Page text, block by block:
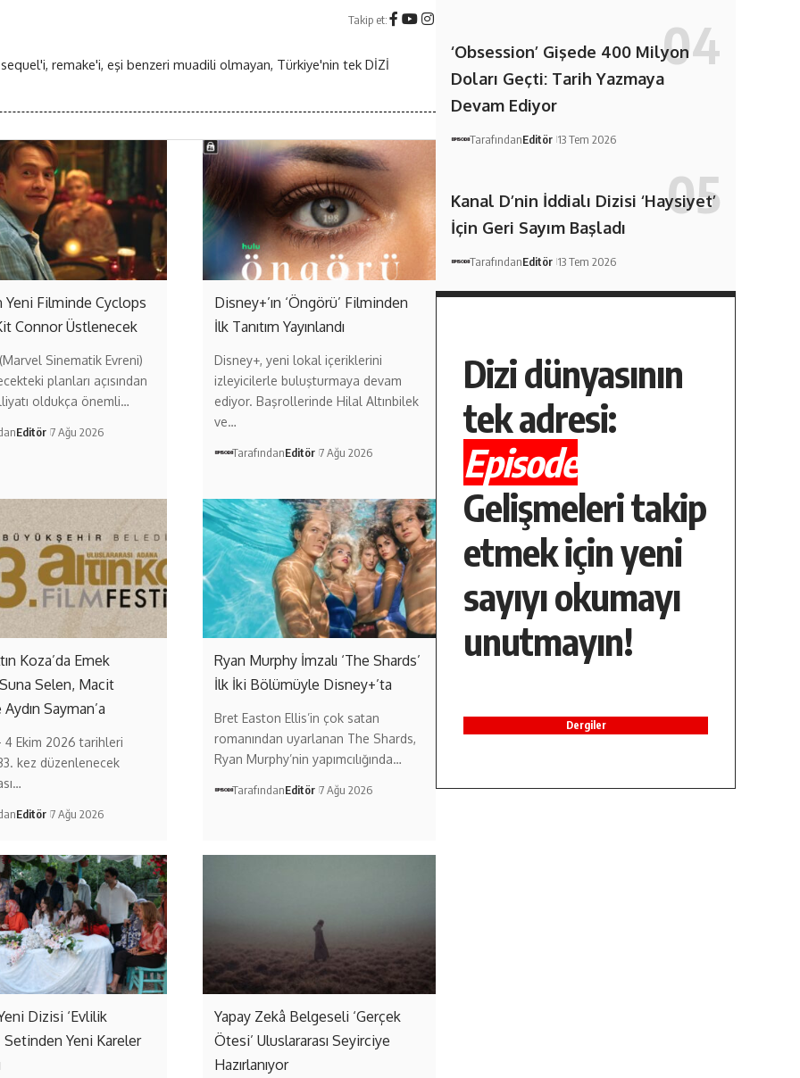
Takip et:
remake'i, eşi benzeri muadili olmayan, Türkiye'nin tek DİZİ
Yeni Filminde Cyclops
Connor Üstlenecek
Sinematik Evreni)
planları açısından
oldukça önemli…
Editör 7 Ağu 2026
Disney+’ın ‘Öngörü’ Filminden
İlk Tanıtım Yayınlandı
Disney+, yeni lokal içeriklerini
izleyicilerle buluşturmaya devam
ediyor. Başrollerinde Hilal Altınbilek
ve…
TarafındanEditör 7 Ağu 2026
Koza’da Emek
Selen, Macit
Sayman’a
4 Ekim 2026 tarihleri
kez düzenlenecek
Editör 7 Ağu 2026
Ryan Murphy İmzalı ‘The Shards’
İlk İki Bölümüyle Disney+’ta
Bret Easton Ellis’in çok satan
romanından uyarlanan The Shards,
Ryan Murphy’nin yapımcılığında…
TarafındanEditör 7 Ağu 2026
Dizisi ‘Evlilik
Setinden Yeni Kareler
Yapay Zekâ Belgeseli ‘Gerçek
Ötesi’ Uluslararası Seyirciye
Hazırlanıyor
‘Obsession’ Gişede 400 Milyon
Doları Geçti: Tarih Yazmaya
Devam Ediyor
TarafındanEditör 13 Tem 2026
Kanal D’nin İddialı Dizisi ‘Haysiyet’
İçin Geri Sayım Başladı
TarafındanEditör 13 Tem 2026
Dizi dünyasının
tek adresi:
Episode
Gelişmeleri takip
etmek için yeni
sayıyı okumayı
unutmayın!
Dergiler